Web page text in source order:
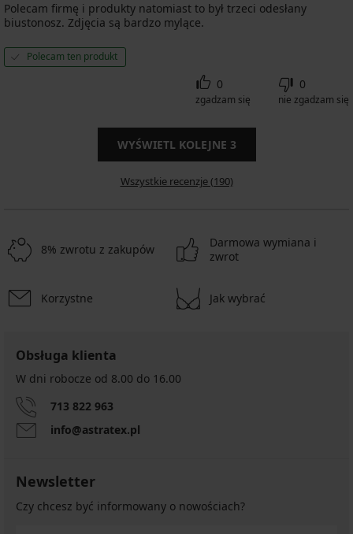
Polecam firmę i produkty natomiast to był trzeci odesłany
biustonosz. Zdjęcia są bardzo mylące.
Polecam ten produkt
0
zgadzam się
0
nie zgadzam się
WYŚWIETL KOLEJNE 3
Wszystkie recenzje (190)
8% zwrotu z zakupów
Darmowa wymiana i
zwrot
Korzystne Jak wybrać
Obsługa klienta
W dni robocze od 8.00 do 16.00
713 822 963
info@astratex.pl
Newsletter
Czy chcesz być informowany o nowościach?